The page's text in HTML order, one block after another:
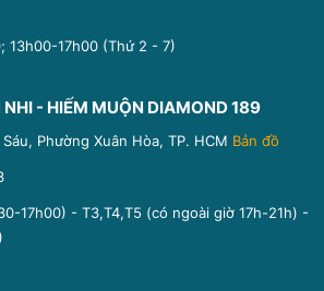
13h00-17h00 (Thứ 2 - 7)
- HIẾM MUỘN DIAMOND 189
Phường Xuân Hòa, TP. HCM Bản đồ
17h00) - T3,T4,T5 (có ngoài giờ 17h-21h) -